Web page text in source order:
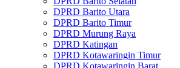
DPRD Barito Utara
DPRD Barito Timur
DPRD Murung Raya
DPRD Katingan
DPRD Kotawaringin Timur
DPRD Kotawaringin Barat